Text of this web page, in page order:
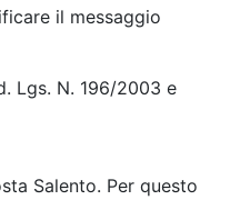
il messaggio
Lgs. N. 196/2003 e
Salento. Per questo